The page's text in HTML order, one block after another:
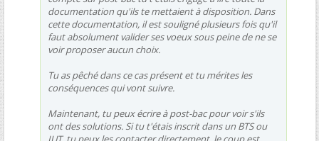
documentation qu'ils te mettaient à disposition. Dans
cette documentation, il est souligné plusieurs fois qu'il
faut absolument valider ses voeux sous peine de ne se
voir proposer aucun choix.
Tu as pêché dans ce cas présent et tu mérites les
conséquences qui vont suivre.
Maintenant, tu peux écrire à post-bac pour voir s'ils
ont des solutions. Si tu t'étais inscrit dans un BTS ou